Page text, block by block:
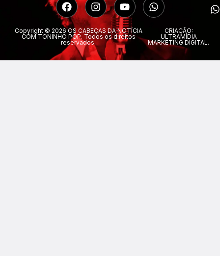
Copyright © 2026 OS CABEÇAS DA NOTÍCIA
COM TONINHO POP. Todos os direitos
reservados.
CRIAÇÃO:
ULTRAMÍDIA
MARKETING DIGITAL.